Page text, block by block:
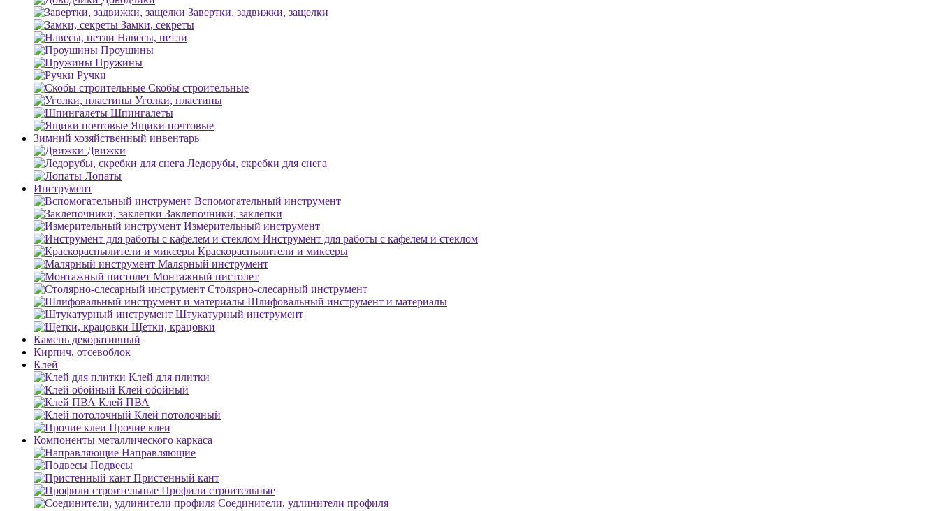
Завертки, задвижки, защелки
Замки, секреты
Навесы, петли
Проушины
Пружины
Ручки
Скобы строительные
Уголки, пластины
Шпингалеты
Ящики почтовые
Зимний хозяйственный инвентарь
Движки
Ледорубы, скребки для снега
Лопаты
Инструмент
Вспомогательный инструмент
Заклепочники, заклепки
Измерительный инструмент
Инструмент для работы с кафелем и стеклом
Краскораспылители и миксеры
Малярный инструмент
Монтажный пистолет
Столярно-слесарный инструмент
Шлифовальный инструмент и материалы
Штукатурный инструмент
Щетки, крацовки
Камень декоративный
Кирпич, отсевоблок
Клей
Клей для плитки
Клей обойный
Клей ПВА
Клей потолочный
Прочие клеи
Компоненты металлического каркаса
Направляющие
Подвесы
Пристенный кант
Профили строительные
Соединители, удлинители профиля